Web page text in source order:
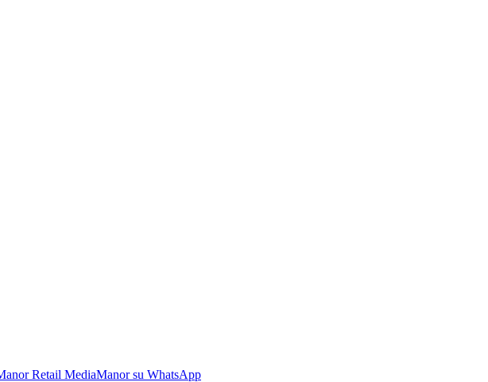
Retail MediaManor su WhatsApp